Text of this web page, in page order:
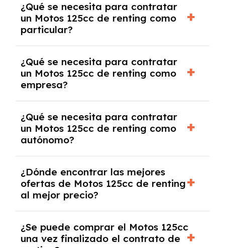
pero puede haber penalizaciones por
cancelación anticipada. Es importante revisar
las condiciones del contrato y hablar con un
experto que te asesore.
¿Qué se necesita para contratar
un Motos 125cc de renting como
particular?
y, en algunos casos, una consulta de solvencia
crediticia y un pago inicial.
¿Qué se necesita para contratar
un Motos 125cc de renting como
empresa?
documentación financiera y, en algunos
casos, un informe de solvencia de la empresa
y un pago inicial.
¿Qué se necesita para contratar
un Motos 125cc de renting como
autónomo?
autónomos, justificante de ingresos y, en
algunos casos, un informe fiscal y un pago
inicial.
¿Dónde encontrar las mejores
ofertas de Motos 125cc de renting
al mejor precio?
mejores ofertas de vehículos de renting con
todos los gastos incluidos y sin pagar
¿Se puede comprar el Motos 125cc
una vez finalizado el contrato de